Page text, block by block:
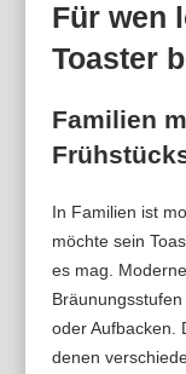
Für wen
Toaster
Familien
In Familien ist
möchte sein
es mag.
oder Aufbacken.
denen